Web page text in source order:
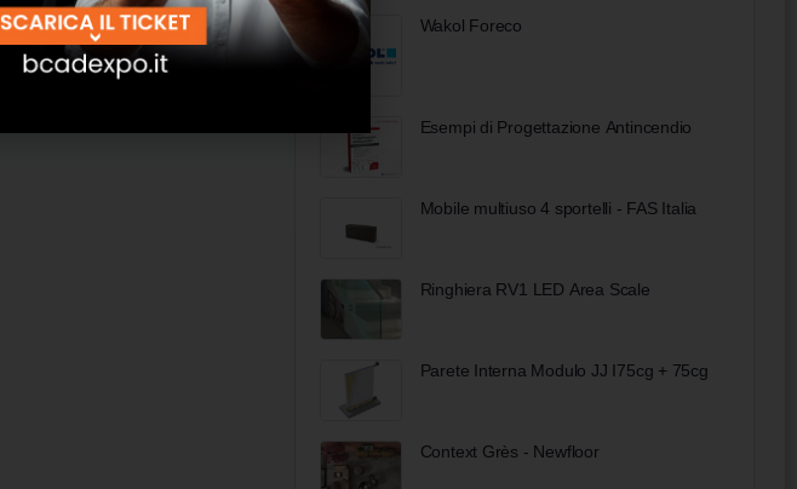
Wakol Foreco
Esempi di Progettazione Antincendio
Mobile multiuso 4 sportelli - FAS Italia
Ringhiera RV1 LED Area Scale
Parete Interna Modulo JJ I75cg + 75cg
Context Grès - Newfloor